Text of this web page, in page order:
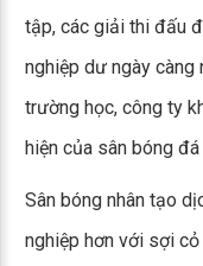
tập, các giải thi đấu
nghiệp dư ngày càng
trường học, công ty
hiện của sân bóng
Sân bóng nhân tạo
nghiệp hơn với sợi